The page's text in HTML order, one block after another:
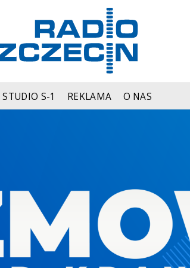
STUDIO S-1 REKLAMA O NAS